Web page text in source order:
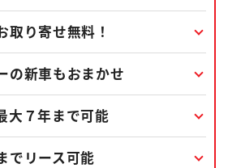
取り寄せ無料！
の新車もおまかせ
大７年まで可能
でリース可能